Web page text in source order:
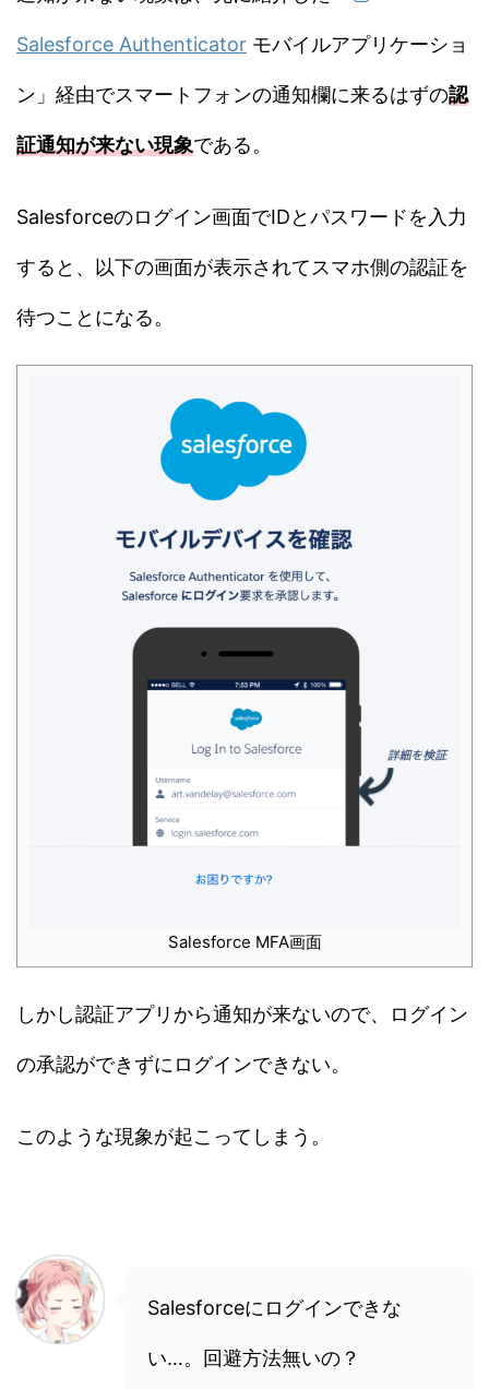
Salesforce Authenticator モバイルアプリケーショ
ン」経由でスマートフォンの通知欄に来るはずの認
証通知が来ない現象である。
Salesforceのログイン画面でIDとパスワードを入力
すると、以下の画面が表示されてスマホ側の認証を
待つことになる。
Salesforce MFA画面
しかし認証アプリから通知が来ないので、ログイン
の承認ができずにログインできない。
このような現象が起こってしまう。
Salesforceにログインできな
い…。回避方法無いの？